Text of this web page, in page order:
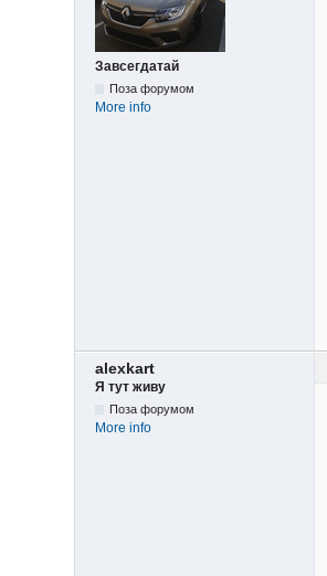
Завсегдатай
Поза форумом
More info
alexkart
Я тут живу
Поза форумом
More info